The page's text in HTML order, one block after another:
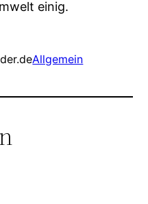
einig.
Allgemein